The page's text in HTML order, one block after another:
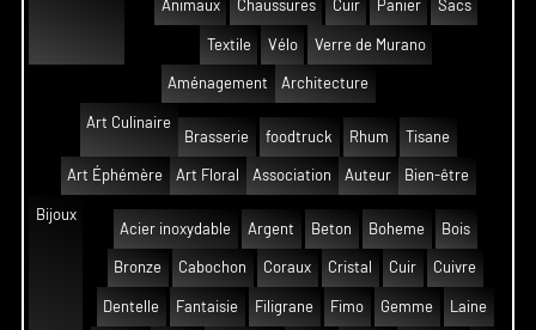
Animaux
Chaussures Cuir Panier Sacs
Textile Vélo Verre de Murano
Aménagement Architecture
Art Culinaire
Brasserie
foodtruck Rhum Tisane
Art Éphémère Art Floral Association Auteur Bien-être
Bijoux
Acier inoxydable
Argent Beton Boheme Bois
Bronze Cabochon Coraux Cristal Cuir Cuivre
Dentelle Fantaisie Filigrane Fimo Gemme Laine